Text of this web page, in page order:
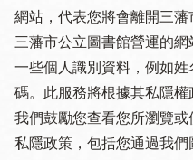
網站，代表您將會離開三
三藩市公立圖書館營運的
一些個人識別資料，例如
碼。此服務將根據其私隱權
我們鼓勵您查看您所瀏覽
私隱政策，包括您通過我們